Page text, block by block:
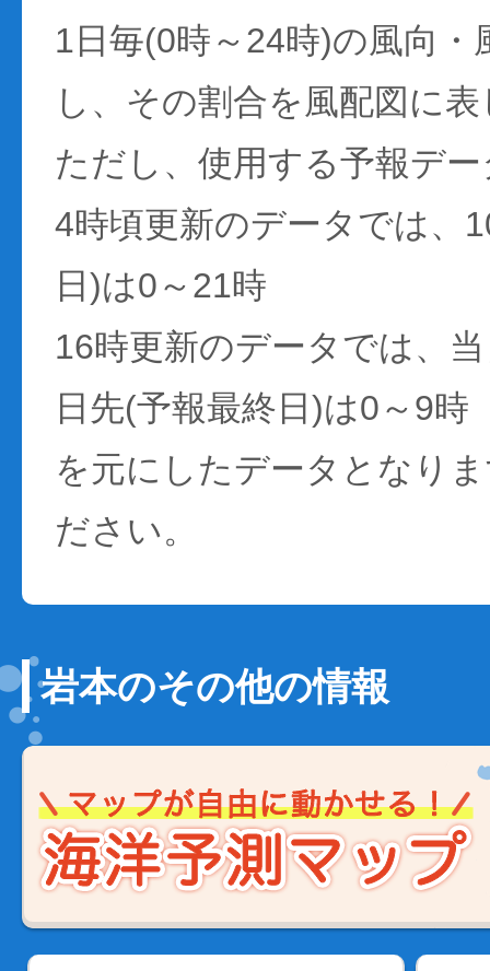
1日毎(0時～24時)の風向・
し、その割合を風配図に
ただし、使用する予報デ
4時頃更新のデータでは、
日)は0～21時
16時更新のデータでは、
日先(予報最終日)は0～9時
を元にしたデータとなり
ださい。
岩本のその他の情報